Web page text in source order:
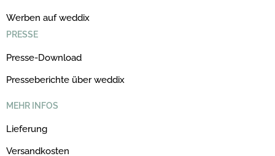
Werben auf weddix
PRESSE
Presse-Download
Presseberichte über weddix
MEHR INFOS
Lieferung
Versandkosten